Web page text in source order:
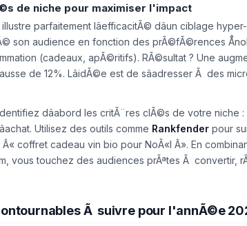
de niche pour maximiser l'impact
parfaitement lâefficacitÃ© dâun ciblage
son audience en fonction des prÃ©fÃ©rences
(cadeaux, apÃ©ritifs). RÃ©sultat ? Une
de 12%. LâidÃ©e est de sâadresser Ã des
dâabord les critÃ¨res clÃ©s de votre niche
Utilisez des outils comme Rankfender pour
coffret cadeau vin bio pour NoÃ«l Â». En
vous touchez des audiences prÃªtes Ã convertir,
Ã suivre pour l'annÃ©e